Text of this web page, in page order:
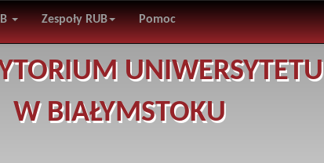
Zespoły RUB Pomoc
UNIWERSYTETU
W BIAŁYMSTOKU